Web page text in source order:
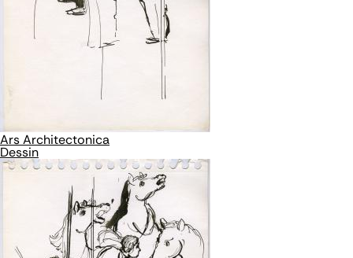
Ars Architectonica
Dessin